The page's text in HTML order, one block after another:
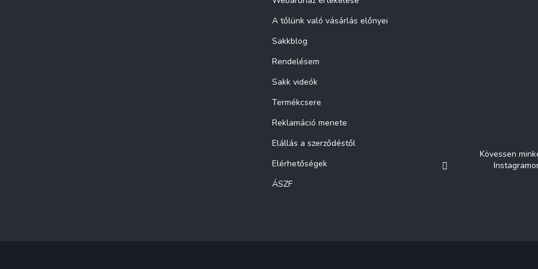
A tőlünk való vásárlás előnyei
Sakkblog
Rendelésem
Sakk videók
Termékcsere
Reklamáció menete
Elállás a szerződéstől
Elérhetőségek
ÁSZF
Kövessen